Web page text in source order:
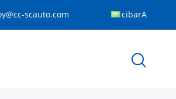
scauto.com Arabic